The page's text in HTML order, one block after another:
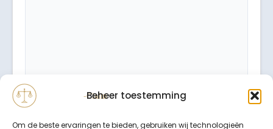
Beheer toestemming
Om de beste ervaringen te bieden, gebruiken wij technologieën